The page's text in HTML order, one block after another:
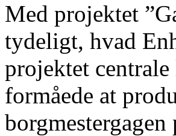
Med projektet
tydeligt, hvad
projektet
formåede at